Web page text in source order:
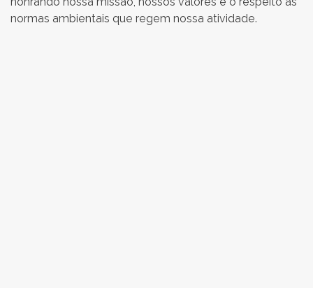
normas ambientais que regem nossa atividade.